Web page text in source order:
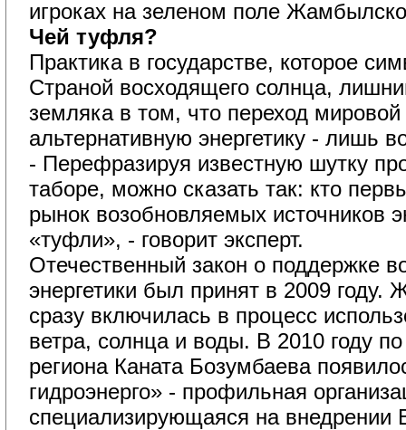
игроках на зеленом поле
Чей туфля?
Практика в государстве, которое
Страной восходящего солнца,
земляка в том, что переход
альтернативную энергетику - лишь
- Перефразируя известную шутку
таборе, можно сказать так: кто
рынок возобновляемых источников
«туфли», - говорит эксперт.
Отечественный закон о поддержке
энергетики был принят в 2009 году.
сразу включилась в процесс
ветра, солнца и воды. В 2010 году
региона Каната Бозумбаева
гидроэнерго» - профильная
специализирующаяся на